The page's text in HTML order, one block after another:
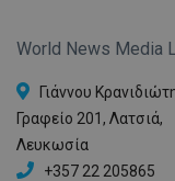
World News Media
Γιάννου
Γραφείο 201, Λατσιά,
Λευκωσία
+357 22 205865